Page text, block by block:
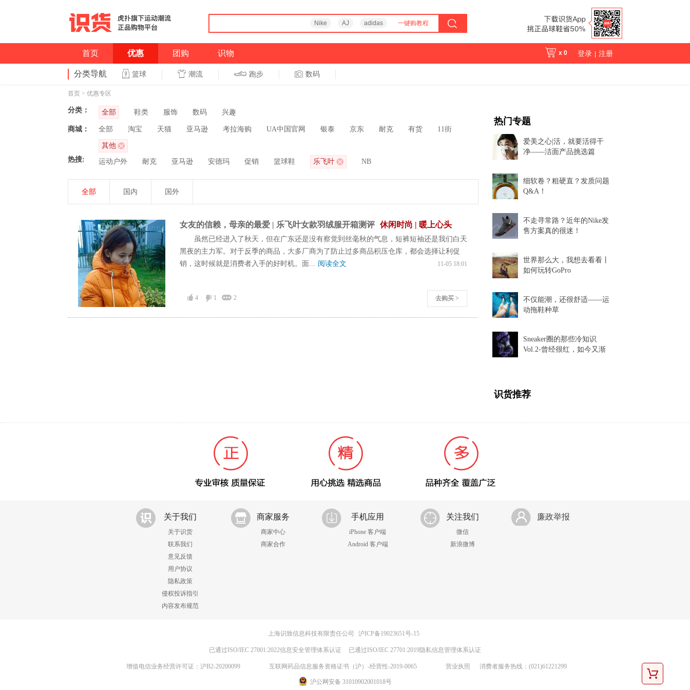
Nike AJ adidas 一键购教程
首页 优惠 团购 识物 x 0 登录 注册
分类导航 篮球 潮流 跑步 数码
首页 > 优惠专区
分类： 全部 鞋类 服饰 数码 兴趣
商城： 全部 淘宝 天猫 亚马逊 考拉海购 UA中国官网 银泰 京东 耐克 有货 11街
其他
热搜:
运动户外 耐克 亚马逊 安德玛 促销 篮球鞋 乐飞叶 NB
全部 国内 国外
女友的信赖，母亲的最爱 | 乐飞叶女款羽绒服开箱测评 休闲时尚 | 暖上心头
虽然已经进入了秋天，但在广东还是没有察觉到丝毫秋的气息，短裤短袖还是我们白天
黑夜的主力军。对于反季的商品，大多厂商为了防止过多商品积压仓库，都会选择让利促
销，这时候就是消费者入手的好时机。面... 阅读全文 11-05 18:01
去购买 >
4 1 2
热门专题
爱美之心|活，就要活得干
净——洁面产品挑选篇
细软卷？粗硬直？发质问题
Q&A！
不走寻常路？近年的Nike发
售方案真的很迷！
世界那么大，我想去看看丨
如何玩转GoPro
不仅能潮，还很舒适——运
动拖鞋种草
Sneaker圈的那些冷知识
Vol.2-曾经很红，如今又渐
识货推荐
关于我们
关于识货
联系我们
意见反馈
用户协议
隐私政策
侵权投诉指引
内容发布规范
商家服务
商家中心
商家合作
手机应用
iPhone 客户端
Android 客户端
关注我们
微信
新浪微博
廉政举报
上海识致信息科技有限责任公司 沪ICP备19023651号-15
已通过ISO/IEC 27001:2022信息安全管理体系认证 已通过ISO/IEC 27701:2019隐私信息管理体系认证
增值电信业务经营许可证：沪B2-20200099 互联网药品信息服务资格证书（沪）-经营性-2019-0065 营业执照 消费者服务热线：(021)61221299
沪公网安备 31010902001018号